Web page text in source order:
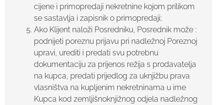
cijene i primopredaji nekretnine kojom prilikom
se sastavlja i zapisnik o primopredaji;
Ako Klijent naloži Posredniku, Posrednik može :
podnijeti poreznu prijavu pri nadležnoj Poreznoj
upravi, urediti i predati svu potrebnu
dokumentaciju za prijenos režija s prodavatelja
na kupca, predati prijedlog za uknjižbu prava
vlasništva na kupljenim nekretninama u ime
Kupca kod zemljišnoknjižnog odjela nadležnog